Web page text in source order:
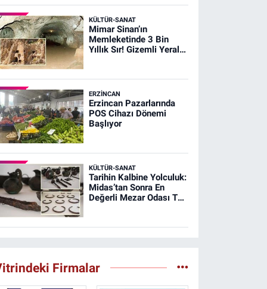
KÜLTÜR-SANAT
Mimar Sinan’ın
Memleketinde 3 Bin
Yıllık Sır! Gizemli Yeraltı
ERZINCAN
Erzincan Pazarlarında
POS Cihazı Dönemi
Başlıyor
KÜLTÜR-SANAT
Tarihin Kalbine Yolculuk:
Midas’tan Sonra En
Değerli Mezar Odası T26
Firmalar